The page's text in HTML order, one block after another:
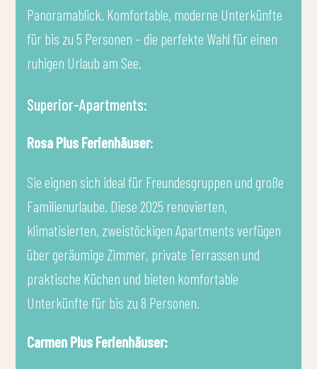
Panoramablick. Komfortable, moderne Unterkünfte
für bis zu 5 Personen – die perfekte Wahl für einen
ruhigen Urlaub am See.
Superior-Apartments:
Rosa Plus Ferienhäuser:
Sie eignen sich ideal für Freundesgruppen und große
Familienurlaube. Diese 2025 renovierten,
klimatisierten, zweistöckigen Apartments verfügen
über geräumige Zimmer, private Terrassen und
praktische Küchen und bieten komfortable
Unterkünfte für bis zu 8 Personen.
Carmen Plus Ferienhäuser: